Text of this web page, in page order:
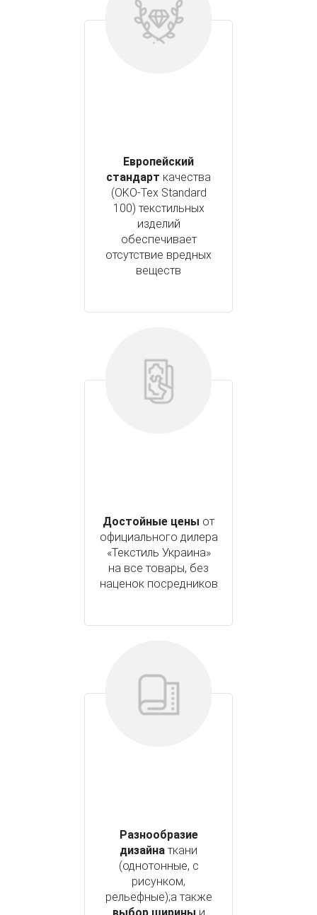
Европейский
стандарт качества
(OKO-Tex Standard
100) текстильных
изделий
обеспечивает
отсутствие вредных
веществ
Достойные цены от
официального дилера
«Текстиль Украина»
на все товары, без
наценок посредников
Разнообразие
дизайна ткани
(однотонные, с
рисунком,
рельефные);а также